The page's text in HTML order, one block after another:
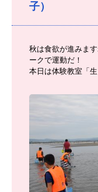
子）
秋は食欲が進みま
ークで運動だ！
本日は体験教室「